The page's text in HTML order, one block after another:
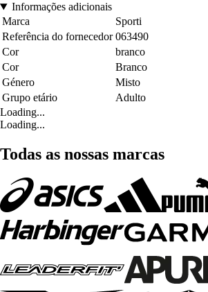
Informações adicionais
Marca
Sporti
Referência do fornecedor 063490
Cor
branco
Cor
Branco
Género
Misto
Grupo etário
Adulto
Loading...
Loading...
Todas as nossas marcas